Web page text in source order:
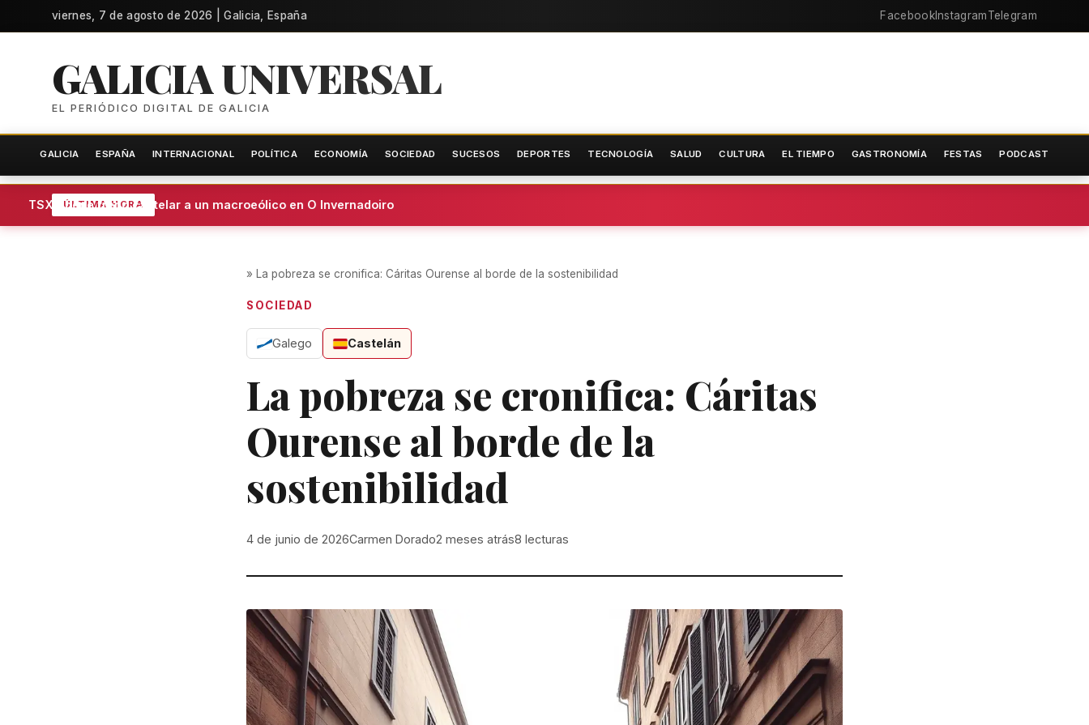
viernes, 7 de agosto de 2026 | Galicia, España FacebookInstagramTelegram
GALICIA UNIVERSAL
EL PERIÓDICO DIGITAL DE GALICIA
GALICIA ESPAÑA INTERNACIONAL POLÍTICA ECONOMÍA SOCIEDAD SUCESOS DEPORTES TECNOLOGÍA SALUD CULTURA EL TIEMPO GASTRONOMÍA FESTAS PODCAST
ÚLTIMA HORA
El TSXG pone freno cautelar a un macroeólico en O Invernadoiro
» La pobreza se cronifica: Cáritas Ourense al borde de la sostenibilidad
SOCIEDAD
Galego Castelán
La pobreza se cronifica: Cáritas
Ourense al borde de la
sostenibilidad
4 de junio de 2026Carmen Dorado2 meses atrás8 lecturas